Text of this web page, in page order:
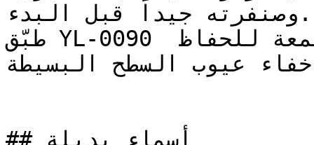
وصنفرته جيداً قبل البدء.
طبّق YL-0090 بلمعة مطفية (مطفي) أو ربع لمعة للحفاظ
عيوب السطح البسيطة.
## أسماء بديلة